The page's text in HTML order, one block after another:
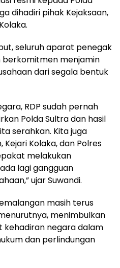
dihadiri pihak Kejaksaan,
seluruh aparat penegak
menjamin
dari segala bentuk
RDP sudah pernah
Polda Sultra dan hasil
serahkan. Kita juga
Kolaka, dan Polres
melakukan
lagi gangguan
ujar Suwandi.
masih terus
menimbulkan
negara dalam
dan perlindungan